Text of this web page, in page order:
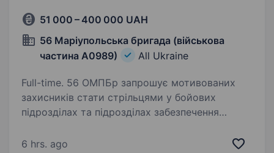
51 000 – 400 000 UAH
56 Маріупольська бригада (військова
частина А0989)
All Ukraine
Full-time. 56 ОМПБр запрошує мотивованих
захисників стати стрільцями у бойових
підрозділах та підрозділах забезпечення
піхоти, який виконує завдання по ураженню
6 hrs. ago